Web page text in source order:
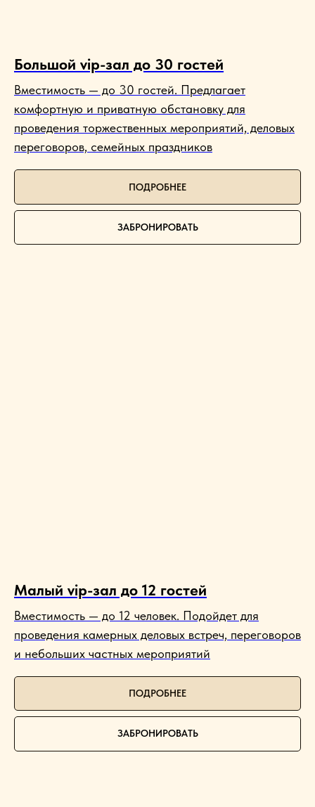
Большой vip-зал до 30 гостей
Вместимость — до 30 гостей. Предлагает
комфортную и приватную обстановку для
проведения торжественных мероприятий, деловых
переговоров, семейных праздников
ПОДРОБНЕЕ
ЗАБРОНИРОВАТЬ
Малый vip-зал до 12 гостей
Вместимость — до 12 человек. Подойдет для
проведения камерных деловых встреч, переговоров
и небольших частных мероприятий
ПОДРОБНЕЕ
ЗАБРОНИРОВАТЬ